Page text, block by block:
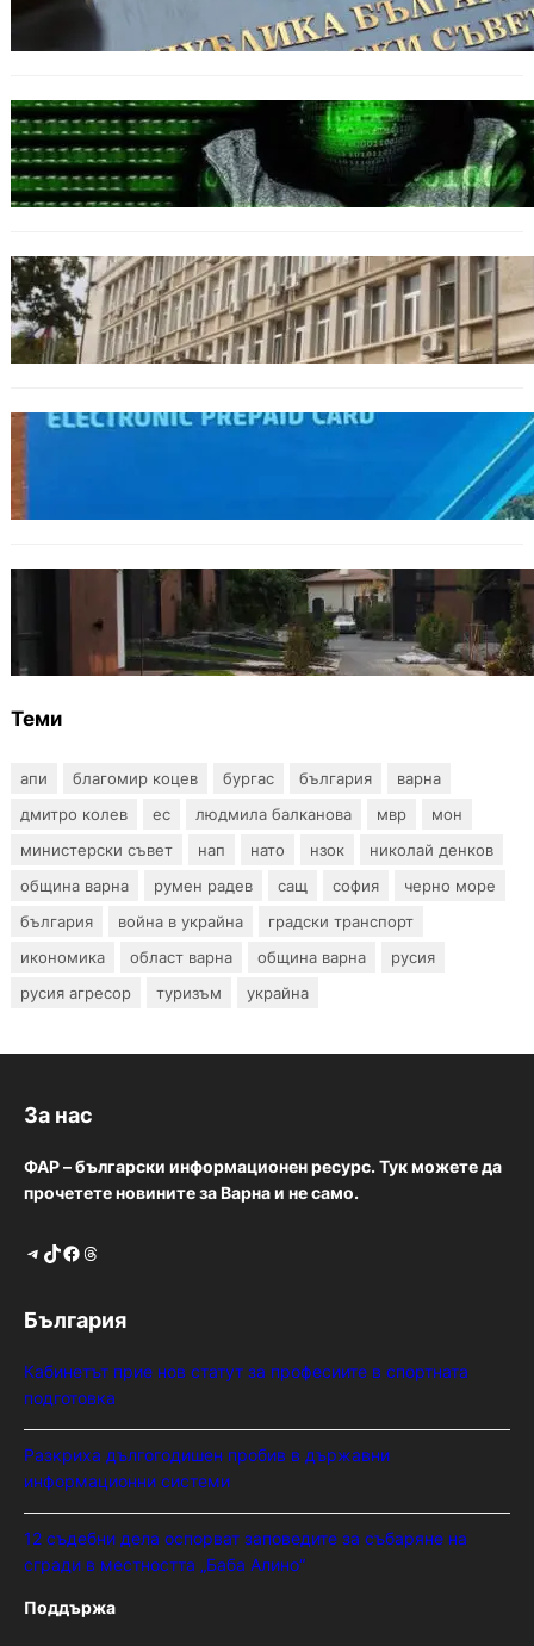
спортната подготовка
БЪЛГАРИЯ
Разкриха дългогодишен пробив в
държавни информационни системи
ОБЩЕСТВО
Домашният арест на шофьора, обвинен за
смъртта на моторист, остава в сила
ОБЩЕСТВО
БЪЛГАРИЯ
12 съдебни дела оспорват заповедите за
събаряне на сгради в местността „Баба
Алино“
Теми
апи благомир коцев бургас българия
варна
дмитро колев
ес людмила балканова мвр
мон
министерски съвет
нап нато нзок
николай денков
община варна
румен радев сащ софия
черно море
българия
война в украйна
градски транспорт
икономика
област варна община варна
русия
русия агресор
туризъм украйна
За нас
ФАР – български информационен ресурс. Тук можете да
прочетете новините за Варна и не само.
Telegram TikTok Facebook Threads
България
Кабинетът прие нов статут за професиите в спортната
подготовка
Разкриха дългогодишен пробив в държавни
информационни системи
12 съдебни дела оспорват заповедите за събаряне на
сгради в местността „Баба Алино“
Поддържа